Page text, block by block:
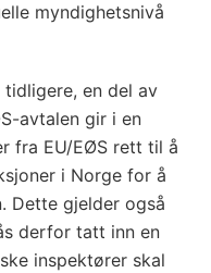
1
2
.
1
3
myndighetsnivå
en del av
avtalen gir i en
fra EU/EØS rett til å
i Norge for å
Dette gjelder også
derfor tatt inn en
inspektører skal